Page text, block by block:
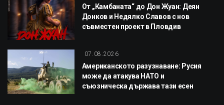
От „Камбаната“ до Дон Жуан: Деян
Донков и Недялко Славов с нов
съвместен проект в Пловдив
07.08.2026
Американското разузнаване: Русия
може да атакува НАТО и
съюзническа държава тази есен